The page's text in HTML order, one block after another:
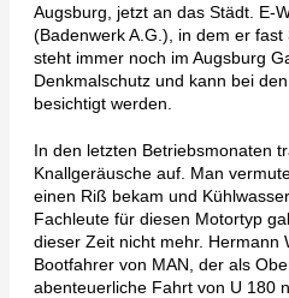
Augsburg, jetzt an das Städt. E-
(Badenwerk A.G.), in dem er
steht immer noch im Augsburg
Denkmalschutz und kann bei
besichtigt werden.
In den letzten Betriebsmonaten
Knallgeräusche auf. Man
einen Riß bekam und
Fachleute für diesen Motortyp
dieser Zeit nicht mehr. Hermann
Bootfahrer von MAN, der als
abenteuerliche Fahrt von U 180